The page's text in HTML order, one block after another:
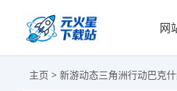
网
主页 > 新游动态三角洲行动巴克